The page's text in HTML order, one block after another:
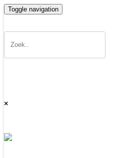
Toggle navigation
×